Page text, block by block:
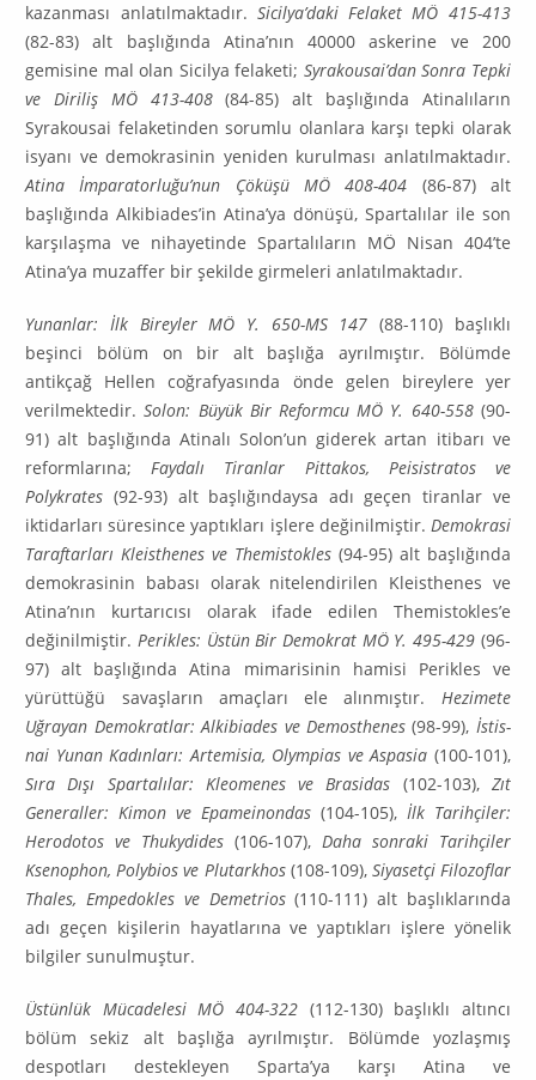
kazanması anlatılmaktadır. Sicilya’daki Felaket MÖ 415-413
(82-83) alt başlığında Atina’nın 40000 askerine ve 200
gemisine mal olan Sicilya felaketi; Syrakousai’dan Sonra Tepki
ve Diriliş MÖ 413-408(84-85) alt başlığında Atinalıların
Syrakousai felaketinden sorumlu olanlara karşı tepki olarak
isyanı ve demokrasinin yeniden kurulması anlatılmaktadır.
Atina İmparator­luğu’nun Çöküşü MÖ 408-404 (86-87) alt
başlığında Alkibiades’in Atina’ya dönüşü, Spartalılar ile son
karşılaşma ve nihayetinde Spartalıların MÖ Nisan 404’te
Atina’ya muzaffer bir şekilde girme­leri anlatılmaktadır.
Yunanlar: İlk Bireyler MÖ Y. 650-MS 147(88-110) başlıklı
beşinci bölüm on bir alt başlığa ay­rıl­mıştır. Bölümde
antikçağ Hellen coğrafyasında önde gelen bireylere yer
verilmektedir.Solon: Büyük Bir Reformcu MÖ Y. 640-558(90-
91) alt başlığında Atinalı Solon’un giderek artan itibarı ve
reformlarına;Faydalı Tiranlar Pittakos, Peisistratos ve
Polykrates (92-93) alt başlığındaysa adı geçen tiranlar ve
iktidarları süresince yaptıkları işlere değinilmiştir. Demokrasi
Taraftarları Kleisthe­nes ve Themistokles (94-95) alt başlığında
demokrasinin babası olarak nitelendirilen Kleis­t­henes ve
Atina’nın kurtarıcısı olarak ifade edilen Themistokles’e
değinilmiştir. Perikles: Üs­tün Bir Demokrat MÖ Y. 495-429 (96-
97) alt başlığında Atina mimarisinin hamisi Perikles ve
yürüttüğü savaşların amaçları ele alınmıştır. Hezimete
Uğrayan Demokratlar: Alkibiades ve Demos­the­nes(98-99), İstis­
nai Yunan Kadınları: Artemisia, Olympias ve Aspasia (100-101),
Sıra Dışı Spartalılar: Kleomenes ve Brasidas (102-103), Zıt
Generaller: Kimon ve Epameinondas (104-105), İlk Tarihçiler:
Herodotos ve Thukydides (106-107), Daha sonraki Tarihçiler
Ksenophon, Polybios ve Plutarkhos(108-109), Siyasetçi Filozoflar
Thales, Empedokles ve Demetrios(110-111) alt başlıklarında
adı geçen kişilerin hayatlarına ve yaptıkları işlere yönelik
bilgiler sunulmuştur.
Üstünlük Mücadelesi MÖ 404-322 (112-130) başlıklı altıncı
bölüm sekiz alt başlığa ayrılmıştır. Bölümde yozlaşmış
despotları destekleyen Sparta’ya karşı Atina ve